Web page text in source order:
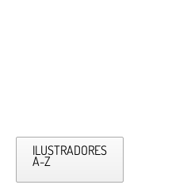
ILUSTRADORES
A-Z